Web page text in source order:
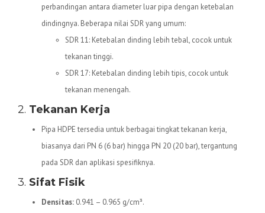
perbandingan antara diameter luar pipa dengan ketebalan
dindingnya. Beberapa nilai SDR yang umum:
SDR 11: Ketebalan dinding lebih tebal, cocok untuk
tekanan tinggi.
SDR 17: Ketebalan dinding lebih tipis, cocok untuk
tekanan menengah.
2. Tekanan Kerja
Pipa HDPE tersedia untuk berbagai tingkat tekanan kerja,
biasanya dari PN 6 (6 bar) hingga PN 20 (20 bar), tergantung
pada SDR dan aplikasi spesifiknya.
3. Sifat Fisik
Densitas: 0.941 – 0.965 g/cm³.